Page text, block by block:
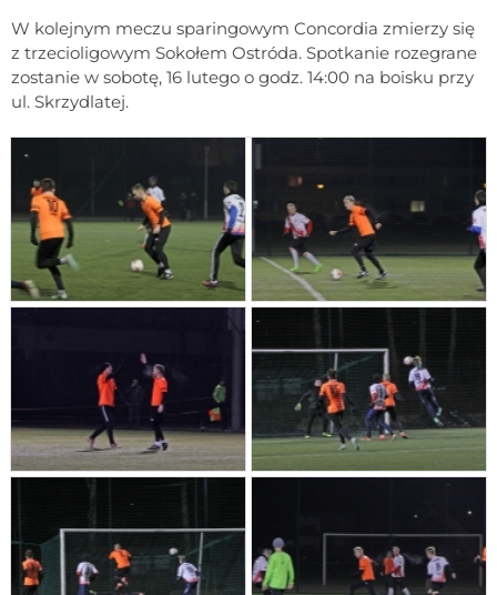
W kolejnym meczu sparingowym Concordia zmierzy się
z trzecioligowym Sokołem Ostróda. Spotkanie rozegrane
zostanie w sobotę, 16 lutego o godz. 14:00 na boisku przy
ul. Skrzydlatej.